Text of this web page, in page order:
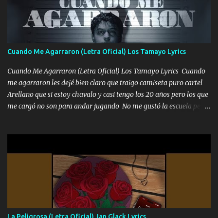
tranquilizando Tomense un buen trago Y así es como empezamos
los versos que voy cantando (Music) A vido alta y bajas La carreta
se atora Pero nunca le aflojamos Ya me han pasado cosas Y
aunque ustedes no sepan Pero la vida es muy corta Hay que
echarle chingazos Y seguir trabajando porque nada es...
Cuando Me Agarraron (Letra Oficial) Los Tamayo Lyrics
Cuando Me Agarraron (Letra Oficial) Los Tamayo Lyrics Cuando
me agarraron les dejé bien claro que traigo camiseta puro cartel
Arellano que si estoy chavalo y casi tengo los 20 años pero los que
me cargó no son para andar jugando No me gustó la escuela pero
Yo Soy El De Las Pacas Sobrino Del Brazo Armad0 Con mi Glock
fajado y mi R terciado me van a ver allá por TJ para un licenciado
mando un abrazo andamos al cien Choritas también Música
Ando en la colonia bien acelerado traigo un M2 que nunca me ha
fallado para mi compadre mandó un fuerte abrazo también al
Especial sabe que lo apreciamos En los mejores antros me verán